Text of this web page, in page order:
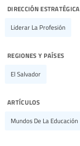
dirección estratégica
Liderar La Profesión
regiones y países
El Salvador
artículos
Mundos De La Educación